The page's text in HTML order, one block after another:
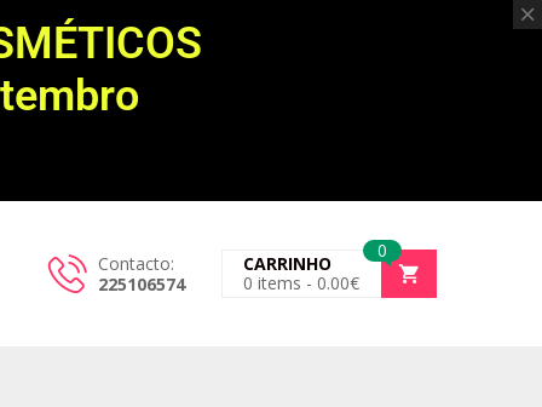
Contacto:
225106574
0
CARRINHO
0 items - 0.00€